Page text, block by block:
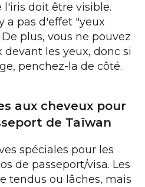
doit être visible.
a pas d'effet "yeux
plus, vous ne pouvez
devant les yeux, donc si
penchez-la de côté.
aux cheveux pour
de Taïwan
spéciales pour les
de passeport/visa. Les
tendus ou lâches, mais